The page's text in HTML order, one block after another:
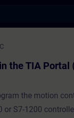
the TIA Portal
the motion
or S7-1200